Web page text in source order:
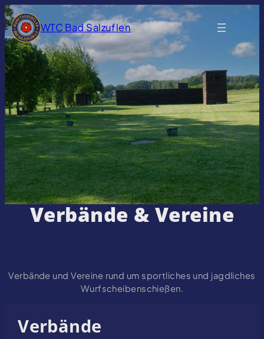
WTC Bad Salzuflen
Verbände & Vereine
Verbände und Vereine rund um sportliches und jagdliches
Wurfscheibenschießen.
Verbände